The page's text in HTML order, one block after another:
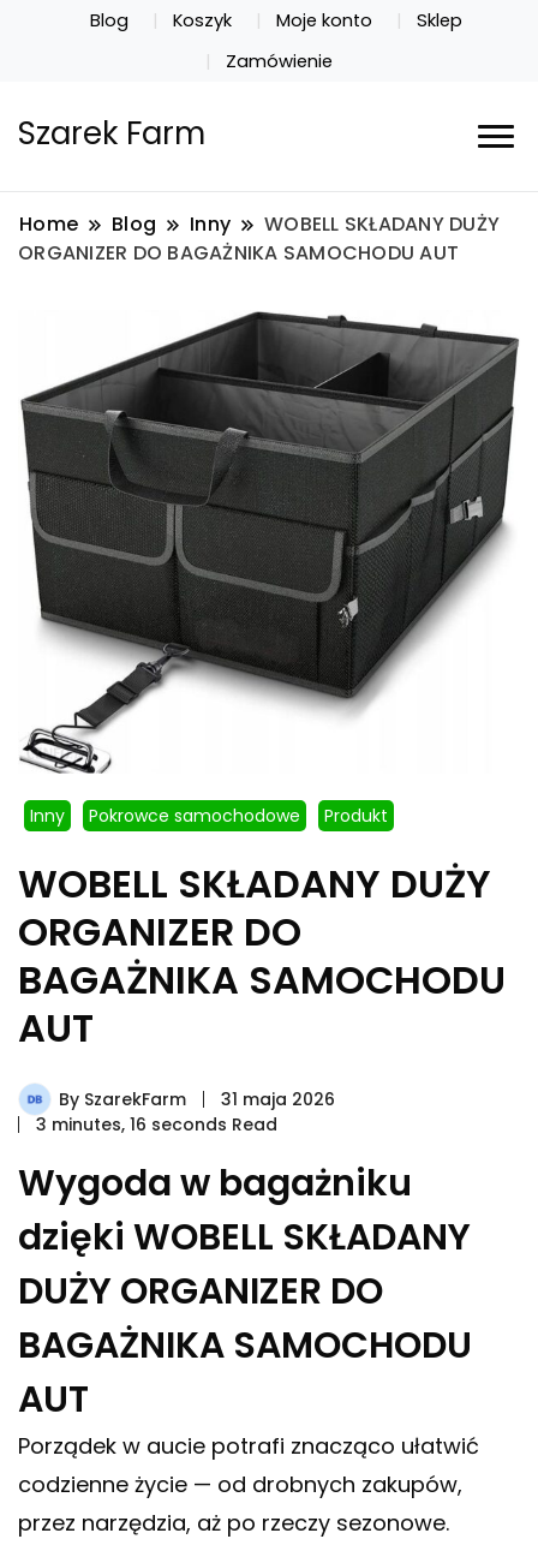
Blog Koszyk Moje konto
Sklep
Zamówienie
Szarek Farm
Home Blog Inny
WOBELL SKŁADANY DUŻY
ORGANIZER DO BAGAŻNIKA SAMOCHODU AUT
Inny Pokrowce samochodowe Produkt
WOBELL SKŁADANY DUŻY
ORGANIZER DO
BAGAŻNIKA SAMOCHODU
AUT
By SzarekFarm
31 maja 2026
3 minutes, 16 seconds Read
Wygoda w bagażniku
dzięki WOBELL SKŁADANY
DUŻY ORGANIZER DO
BAGAŻNIKA SAMOCHODU
AUT
Porządek w aucie potrafi znacząco ułatwić
codzienne życie — od drobnych zakupów,
przez narzędzia, aż po rzeczy sezonowe.